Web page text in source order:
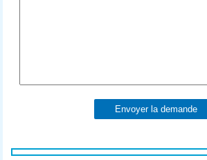
Envoyer la demande